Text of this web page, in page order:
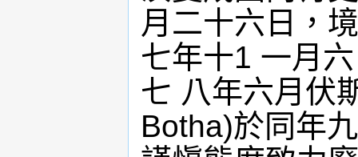
月二十六日，
七年十1 一月
七 八年六月伏
Botha)於同年